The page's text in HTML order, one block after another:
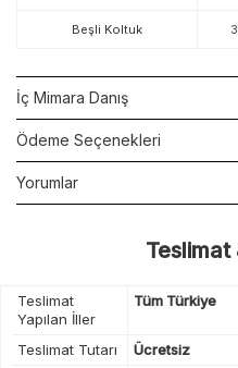
Beşli Koltuk
İç Mimara Danış
Ödeme Seçenekleri
Yorumlar
Teslimat
Teslimat
Yapılan İller
Tüm Türkiye
Teslimat Tutarı
Ücretsiz